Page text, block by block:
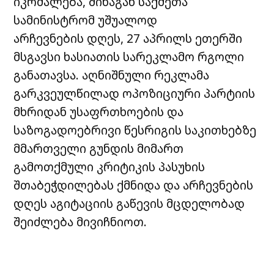
სამინისტრომ უშუალოდ
არჩევნების დღეს, 27 აპრილს ეთერში
მსგავსი ხასიათის სარეკლამო რგოლი
განათავსა. აღნიშნული რეკლამა
გარკვეულწილად ოპოზიციური პარტიის
მხრიდან უსაფრთხოების და
საზოგადოებრივი წესრიგის საკითხებზე
მმართველი გუნდის მიმართ
გამოთქმული კრიტიკის პასუხის
შთაბეჭდილებას ქმნიდა და არჩევნების
დღეს აგიტაციის გაწევის მცდელობად
შეიძლება მივიჩნიოთ.